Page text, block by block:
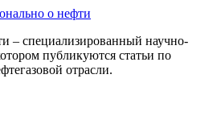
о нефти
– специализированный научно-
публикуются статьи по
отрасли.